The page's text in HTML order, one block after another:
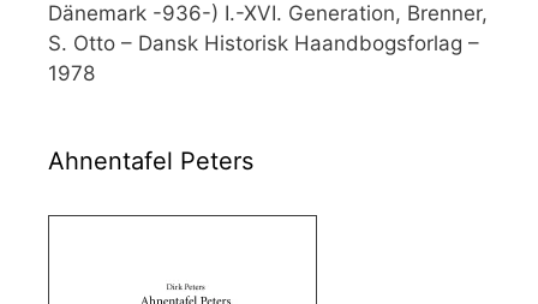
Dänemark -936-) I.-XVI. Generation, Brenner,
S. Otto – Dansk Historisk Haandbogsforlag –
1978
Ahnentafel Peters